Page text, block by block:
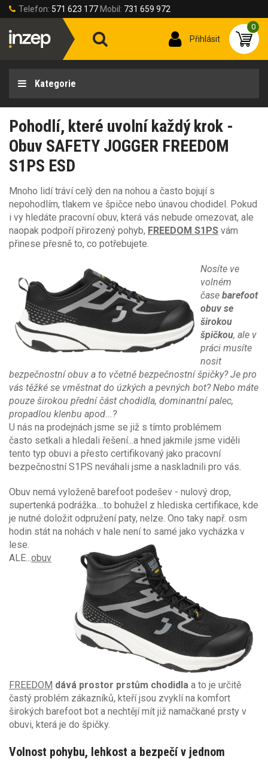
Telefon: 571 623 177 Mobil: 731 659 972
Přihlásit
0
Kategorie
Pohodlí, které uvolní každý krok -
Obuv SAFETY JOGGER FREEDOM
S1PS ESD
Mnoho lidí tráví celý den na nohou a často bojují s
nepohodlím, tlakem ve špičce nebo únavou chodidel. Pokud
i vy hledáte pracovní obuv, která vás nebude omezovat, ale
naopak podpoří přirozený pohyb, FREEDOM S1PS vám
přinese přesně to, co potřebujete.
Nosíte ve
volném
čase barefoot
obuv se
širokou
špičkou, ale v
práci musíte
nosit
bezpečnostní obuv a to včetně bezpečnostní špičky?Je pro
vás těžké se vměstnat do úzkých a pevných bot? Nebo máte
pouze širokou přední část chodidla, dominantní palec,
propadlou klenbu apod...?
U nás na prodejnách jsme se již s tímto problémem
často setkali a hledali řešení...a hned jakmile jsme viděli
tento typ obuvi a přesto certifikovaný jako pracovní
bezpečnostní S1PS neváhali jsme a naskladnili pro vás.
Obuv nemá vyloženě barefoot podešev - nulový drop,
supertenká podrážka....to bohužel z hlediska certifikace, kde
je nutné doložit odpružení paty, nelze. Ono taky např. osm
hodin stát na nohách v hale není to samé jako vycházka v
lese.
ALE...obuv
FREEDOM dává prostor prstům chodidla a to je určitě
častý problém zákazníků, kteří jsou zvyklí na komfort
širokých barefoot bot a nechtějí mít již namačkané prsty v
obuvi, která je do špičky.
Volnost pohybu, lehkost a bezpečí v jednom